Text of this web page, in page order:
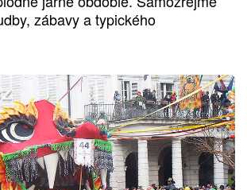
zábavy a typického